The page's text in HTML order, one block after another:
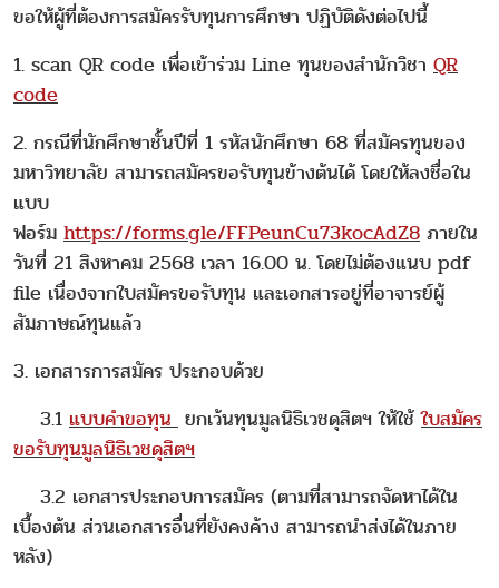
ขอให้ผู้ที่ต้องการสมัครรับทุนการศึกษา ปฏิบัติดังต่อไปนี้
1. scan QR code เพื่อเข้าร่วม Line ทุนของสำนักวิชา QR
code
2. กรณีที่นักศึกษาชั้นปีที่ 1 รหัสนักศึกษา 68 ที่สมัครทุนของ
มหาวิทยาลัย สามารถสมัครขอรับทุนข้างต้นได้ โดยให้ลงชื่อใน
แบบ
ฟอร์ม https://forms.gle/FFPeunCu73kocAdZ8 ภายใน
วันที่ 21 สิงหาคม 2568 เวลา 16.00 น. โดยไม่ต้องแนบ pdf
file เนื่องจากใบสมัครขอรับทุน และเอกสารอยู่ที่อาจารย์ผู้
สัมภาษณ์ทุนแล้ว
3. เอกสารการสมัคร ประกอบด้วย
3.1 แบบคำขอทุน ยกเว้นทุนมูลนิธิเวชดุสิตฯ ให้ใช้ใบสมัคร
ขอรับทุนมูลนิธิเวชดุสิตฯ
3.2 เอกสารประกอบการสมัคร (ตามที่สามารถจัดหาได้ใน
เบื้องต้น ส่วนเอกสารอื่นที่ยังคงค้าง สามารถนำส่งได้ในภาย
หลัง)